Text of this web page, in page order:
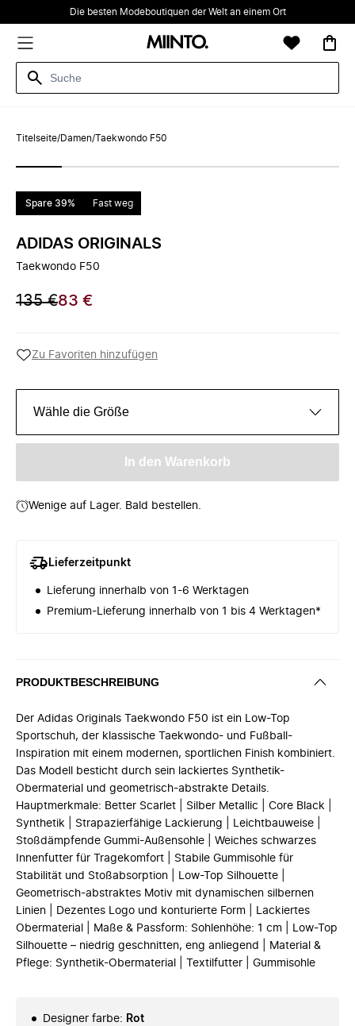
Die besten Modeboutiquen der Welt an einem Ort
Titelseite/Damen/Taekwondo F50
Spare 39% Fast weg
ADIDAS ORIGINALS
Taekwondo F50
135 €83 €
Zu Favoriten hinzufügen
Wähle die Größe
In den Warenkorb
Wenige auf Lager. Bald bestellen.
Lieferzeitpunkt
Lieferung innerhalb von 1-6 Werktagen
Premium-Lieferung innerhalb von 1 bis 4 Werktagen*
PRODUKTBESCHREIBUNG
Der Adidas Originals Taekwondo F50 ist ein Low-Top
Sportschuh, der klassische Taekwondo- und Fußball-
Inspiration mit einem modernen, sportlichen Finish kombiniert.
Das Modell besticht durch sein lackiertes Synthetik-
Obermaterial und geometrisch-abstrakte Details.
Hauptmerkmale: Better Scarlet | Silber Metallic | Core Black |
Synthetik | Strapazierfähige Lackierung | Leichtbauweise |
Stoßdämpfende Gummi-Außensohle | Weiches schwarzes
Innenfutter für Tragekomfort | Stabile Gummisohle für
Stabilität und Stoßabsorption | Low-Top Silhouette |
Geometrisch-abstraktes Motiv mit dynamischen silbernen
Linien | Dezentes Logo und konturierte Form | Lackiertes
Obermaterial | Maße & Passform: Sohlenhöhe: 1 cm | Low-Top
Silhouette – niedrig geschnitten, eng anliegend | Material &
Pflege: Synthetik-Obermaterial | Textilfutter | Gummisohle
Designer farbe: Rot